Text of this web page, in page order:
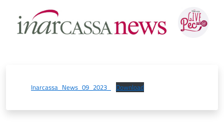
Inarcassa_News_09_2023_ Download